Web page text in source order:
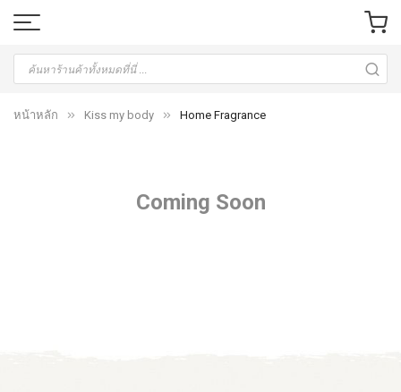
หน้าหลัก Kiss my body Home Fragrance
Coming Soon